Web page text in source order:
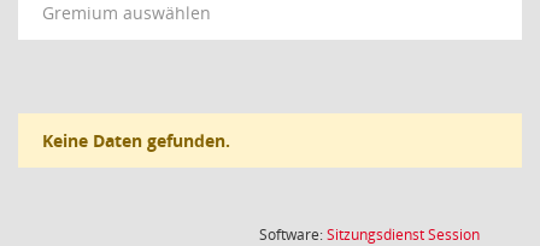
Gremium auswählen
Keine Daten gefunden.
Software:SitzungsdienstSession(Wird in